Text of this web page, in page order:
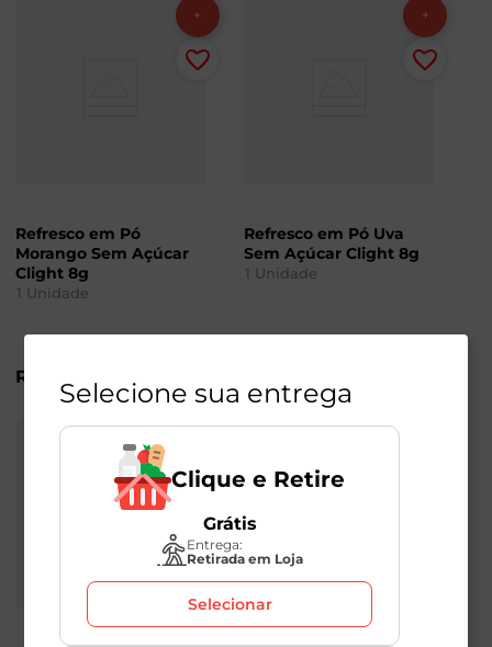
Refresco em Pó
Morango Sem Açúcar
Clight 8g
1 Unidade
R$
Refresco em Pó Uva
Sem Açúcar Clight 8g
1 Unidade
Selecione sua entrega
Clique e Retire
Grátis
Entrega:
Retirada em Loja
Selecionar